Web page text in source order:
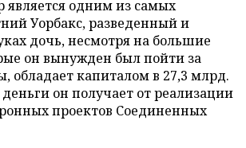
является одним из самых
Уорбакс, разведенный и
дочь, несмотря на большие
он вынужден был пойти за
обладает капиталом в 27,3 млрд.
он получает от реализации
проектов Соединенных